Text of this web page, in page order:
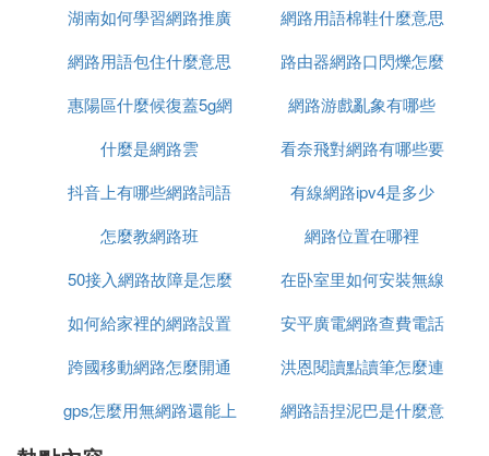
機什麼意思
網路攝像頭
湖南如何學習網路推廣
網路用語棉鞋什麼意思
網路用語包住什麼意思
路由器網路口閃爍怎麼
弄
惠陽區什麼候復蓋5g網
路
網路游戲亂象有哪些
什麼是網路雲
看奈飛對網路有哪些要
求
抖音上有哪些網路詞語
有線網路ipv4是多少
怎麼教網路班
網路位置在哪裡
50接入網路故障是怎麼
回事
在卧室里如何安裝無線
網路
如何給家裡的網路設置
上網限制
安平廣電網路查費電話
是多少
跨國移動網路怎麼開通
洪恩閱讀點讀筆怎麼連
接網路
gps怎麼用無網路還能上
網路語捏泥巴是什麼意